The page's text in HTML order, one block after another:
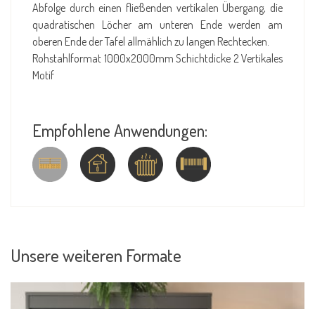
Abfolge durch einen fließenden vertikalen Übergang, die
quadratischen Löcher am unteren Ende werden am
oberen Ende der Tafel allmählich zu langen Rechtecken.
Rohstahlformat 1000x2000mm Schichtdicke 2 Vertikales
Motif
Empfohlene Anwendungen:
Unsere weiteren Formate